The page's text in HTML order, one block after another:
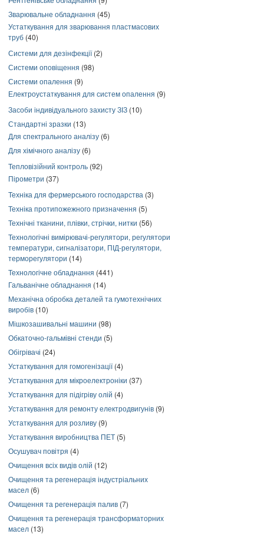
Зварювальне обладнання (45)
Устаткування для зварювання пластмасових
труб (40)
Системи для дезінфекції(2)
Системи оповіщення (98)
Системи опалення (9)
Електроустаткування для систем опалення (9)
Засоби індивідуального захисту ЗІЗ (10)
Стандартні зразки (13)
Для спектрального аналізу (6)
Для хімічного аналізу (6)
Тепловізійний контроль (92)
Пірометри (37)
Техніка для фермерського господарства (3)
Техніка протипожежного призначення (5)
Технічні тканини, плівки, стрічки, нитки (56)
Технологічні вимірювачі-регулятори, регулятори
температури, сигналізатори, ПІД-регулятори,
терморегулятори (14)
Технологічне обладнання (441)
Гальванічне обладнання (14)
Механічна обробка деталей та гумотехнічних
виробів (10)
Мішкозашивальні машини (98)
Обкаточно-гальмівні стенди (5)
Обігрівачі (24)
Устаткування для гомогенізації(4)
Устаткування для мікроелектроніки (37)
Устаткування для підігріву олій (4)
Устаткування для ремонту електродвигунів (9)
Устаткування для розливу (9)
Устаткування виробництва ПЕТ (5)
Осушувач повітря (4)
Очищення всіх видів олій (12)
Очищення та регенерація індустріальних
масел (6)
Очищення та регенерація палив (7)
Очищення та регенерація трансформаторних
масел (13)